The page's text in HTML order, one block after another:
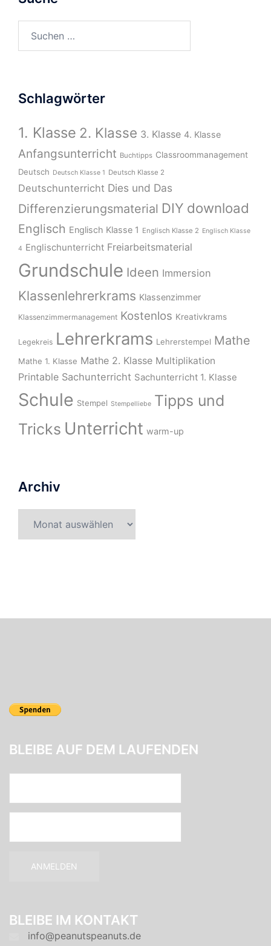
nach:
Schlagwörter
1. Klasse 2. Klasse 3. Klasse 4. Klasse
Anfangsunterricht Buchtipps Classroommanagement
Deutsch Deutsch Klasse 1 Deutsch Klasse 2
Deutschunterricht Dies und Das
Differenzierungsmaterial DIY download
Englisch Englisch Klasse 1 Englisch Klasse 2 Englisch Klasse
4 Englischunterricht Freiarbeitsmaterial
Grundschule Ideen Immersion
Klassenlehrerkrams Klassenzimmer
Klassenzimmermanagement Kostenlos Kreativkrams
Legekreis Lehrerkrams Lehrerstempel Mathe
Mathe 1. Klasse Mathe 2. Klasse Multiplikation
Printable Sachunterricht Sachunterricht 1. Klasse
Schule Stempel Stempelliebe Tipps und
Tricks Unterricht warm-up
Archiv
BLEIBE AUF DEM LAUFENDEN
BLEIBE IM KONTAKT
info@peanutspeanuts.de